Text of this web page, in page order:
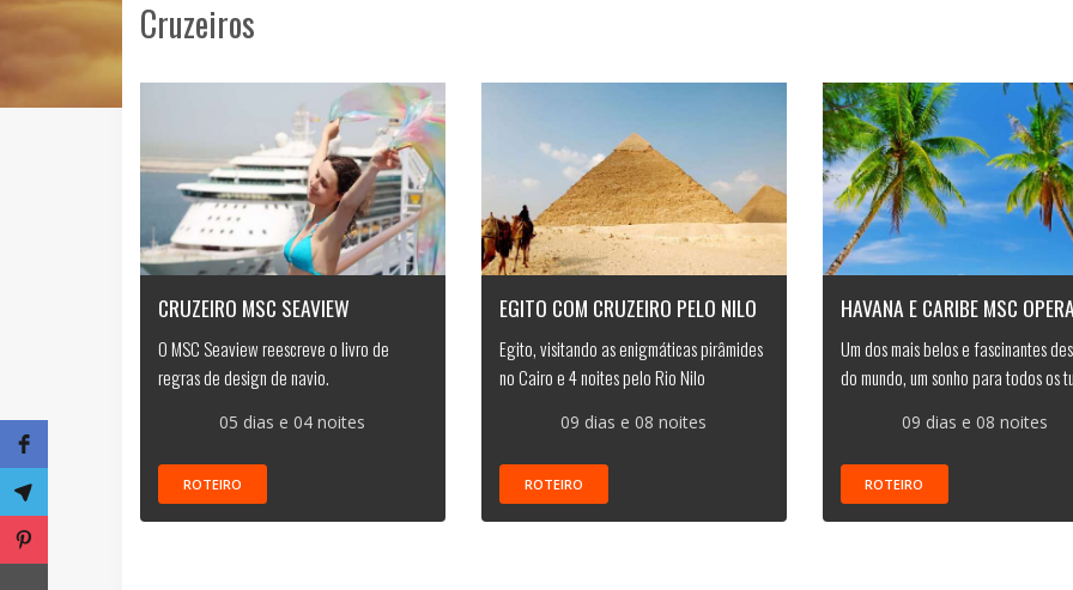
Cruzeiros
CRUZEIRO MSC SEAVIEW
O MSC Seaview reescreve o livro de
regras de design de navio.
05 dias e 04 noites
ROTEIRO
EGITO COM CRUZEIRO PELO NILO
Egito, visitando as enigmáticas pirâmides
no Cairo e 4 noites pelo Rio Nilo
09 dias e 08 noites
ROTEIRO
HAVANA E CARIBE MSC OPERA
Um dos mais belos e fascinantes
do mundo, um sonho para todos os
09 dias e 08 noites
ROTEIRO